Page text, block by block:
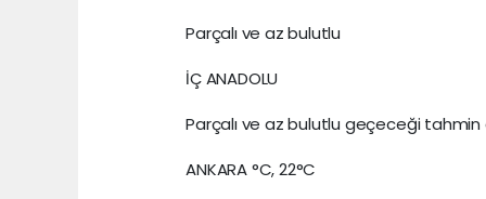
Parçalı ve az bulutlu
İÇ ANADOLU
Parçalı ve az bulutlu geçeceği tahmin
ANKARA °C, 22°C